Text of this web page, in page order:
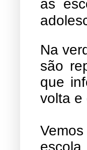
as
Na
são
que
volta e